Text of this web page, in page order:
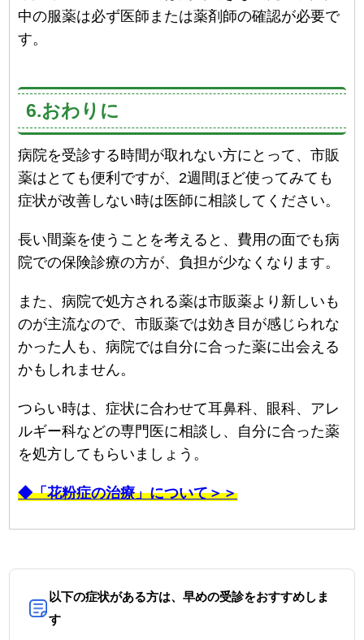
中の服薬は必ず医師または薬剤師の確認が必要で
す。
6.おわりに
病院を受診する時間が取れない方にとって、市販
薬はとても便利ですが、2週間ほど使ってみても
症状が改善しない時は医師に相談してください。
長い間薬を使うことを考えると、費用の面でも病
院での保険診療の方が、負担が少なくなります。
また、病院で処方される薬は市販薬より新しいも
のが主流なので、市販薬では効き目が感じられな
かった人も、病院では自分に合った薬に出会える
かもしれません。
つらい時は、症状に合わせて耳鼻科、眼科、アレ
ルギー科などの専門医に相談し、自分に合った薬
を処方してもらいましょう。
◆「花粉症の治療」について＞＞
以下の症状がある方は、早めの受診をおすすめしま
す